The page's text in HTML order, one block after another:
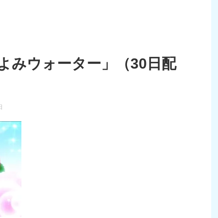
みウォーター」（30日配